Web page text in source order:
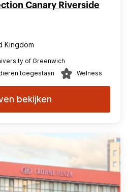
Canary Riverside
Kingdom
of Greenwich
toegestaan Welness
bekijken